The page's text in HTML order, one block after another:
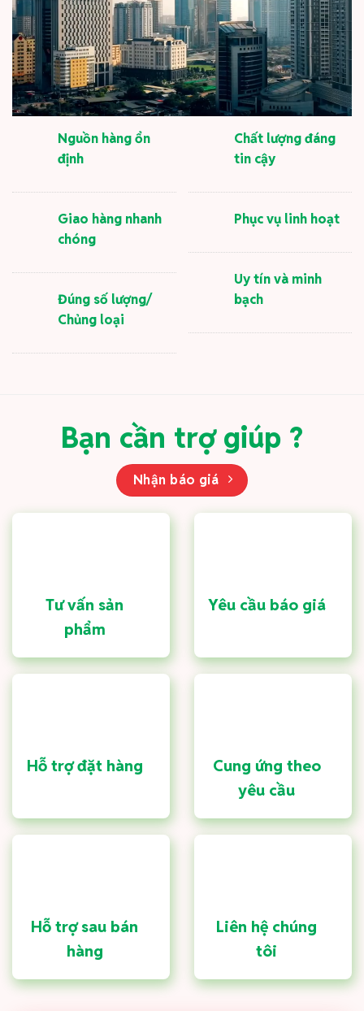
Nguồn hàng ổn
định
Giao hàng nhanh
chóng
Đúng số lượng/
Chủng loại
Chất lượng đáng
tin cậy
Phục vụ linh hoạt
Uy tín và minh
bạch
Bạn cần trợ giúp ?
Nhận báo giá
Tư vấn sản
phẩm
Yêu cầu báo giá
Hỗ trợ đặt hàng
Cung ứng theo
yêu cầu
Hỗ trợ sau bán
hàng
Liên hệ chúng
tôi